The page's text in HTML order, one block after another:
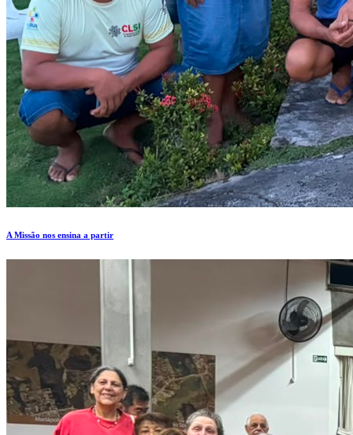
A Missão nos ensina a partir